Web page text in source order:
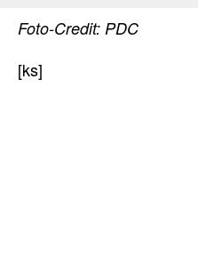
Foto-Credit: PDC
[ks]